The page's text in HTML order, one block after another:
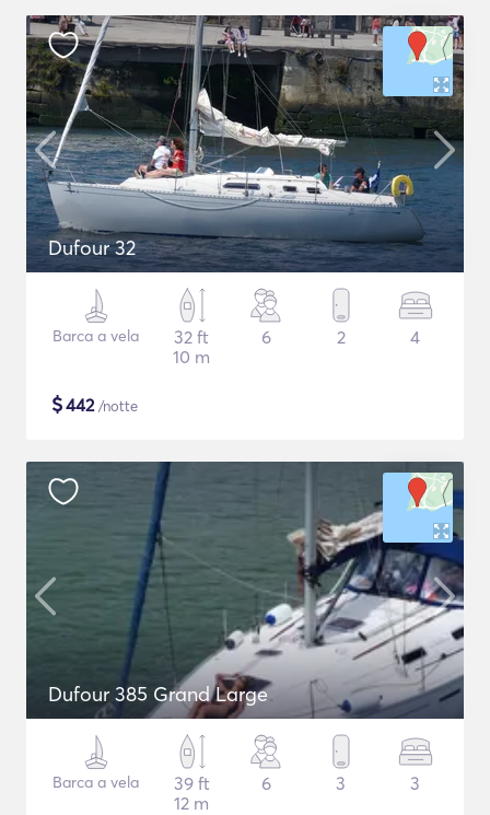
Dufour 32
Barca a vela
32 ft
10 m
6 2 4
$442/notte
Dufour 385 Grand Large
Barca a vela
39 ft
12 m
6 3 3